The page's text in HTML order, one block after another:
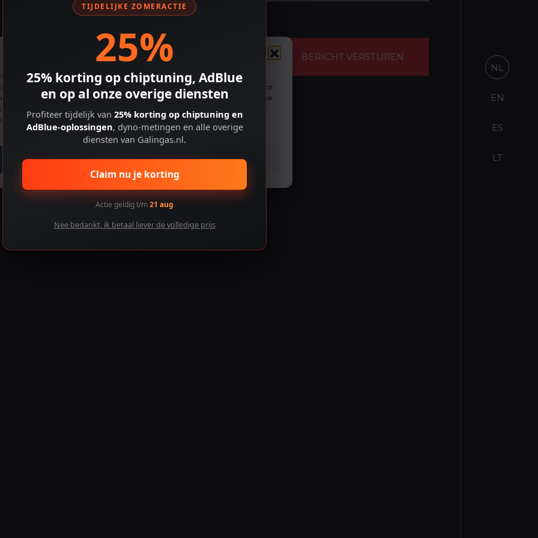
Cookiebeleid
de beste ervaringen te bieden, gebruiken we technologieën zoals cookies om
informatie op te slaan en/of te openen. Door toestemming te geven voor
technologieën kunnen we gegevens verwerken zoals browsegedrag of unieke
op deze site. Als je geen toestemming geeft of je toestemming intrekt, kan dit
functies en mogelijkheden nadelig beïnvloeden.
Accepteren Voorkeuren bekijken
NL
EN
ES
LT
TIJDELIJKE ZOMERACTIE
25%
25% korting op chiptuning, AdBlue
en op al onze overige diensten
Profiteer tijdelijk van 25% korting op chiptuning en
AdBlue-oplossingen, dyno-metingen en alle overige
diensten van Galingas.nl.
Claim nu je korting
Actie geldig t/m21 aug
Nee bedankt, ik betaal liever de volledige prijs